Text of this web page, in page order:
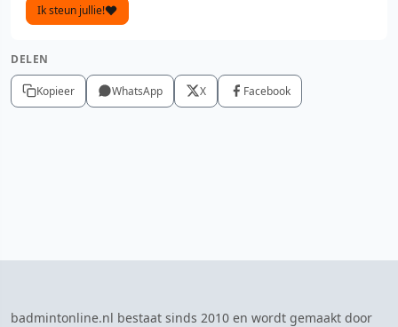
Ik steun jullie!
DELEN
Kopieer WhatsApp X Facebook
badmintonline.nl bestaat sinds 2010 en wordt gemaakt door